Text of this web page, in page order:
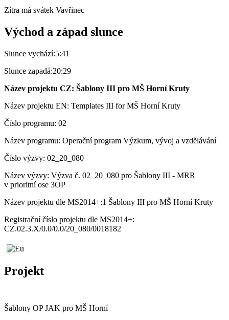
Zítra má svátek Vavřinec
Východ a západ slunce
Slunce vychází:5:41
Slunce zapadá:20:29
Název projektu CZ: Šablony III pro MŠ Horní Kruty
Název projektu EN: Templates III for MŠ Horní Kruty
Číslo programu: 02
Název programu: Operační program Výzkum, vývoj a vzdělávání
Číslo výzvy: 02_20_080
Název výzvy: Výzva č. 02_20_080 pro Šablony III - MRR
v prioritní ose 3OP
Název projektu dle MS2014+:1 Šablony III pro MŠ Horní Kruty
Registrační číslo projektu dle MS2014+:
CZ.02.3.X/0.0/0.0/20_080/0018182
Projekt
Šablony OP JAK pro MŠ Horní